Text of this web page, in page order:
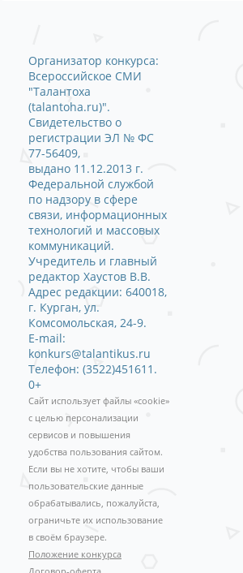
Организатор конкурса:
Всероссийское СМИ
"Талантоха
(talantoha.ru)".
Свидетельство о
регистрации ЭЛ № ФС
77-56409,
выдано 11.12.2013 г.
Федеральной службой
по надзору в сфере
связи, информационных
технологий и массовых
коммуникаций.
Учредитель и главный
редактор Хаустов В.В.
Адрес редакции: 640018,
г. Курган, ул.
Комсомольская, 24-9.
E-mail:
konkurs@talantikus.ru
Телефон: (3522)451611.
0+
Сайт использует файлы «cookie»
с целью персонализации
сервисов и повышения
удобства пользования сайтом.
Если вы не хотите, чтобы ваши
пользовательские данные
обрабатывались, пожалуйста,
ограничьте их использование
в своём браузере.
Положение конкурса